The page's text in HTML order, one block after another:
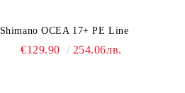
Shimano OCEA 17+ PE Line
€129.90 254.06лв.